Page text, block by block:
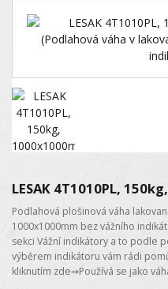
LESAK 4T1010PL,
Podlahová plošinová váha
1000x1000mm bez vážního
sekci Vážní indikátory a to podle
výběrem indikátoru vám rádi
kliknutím zde⇒Používá se jako